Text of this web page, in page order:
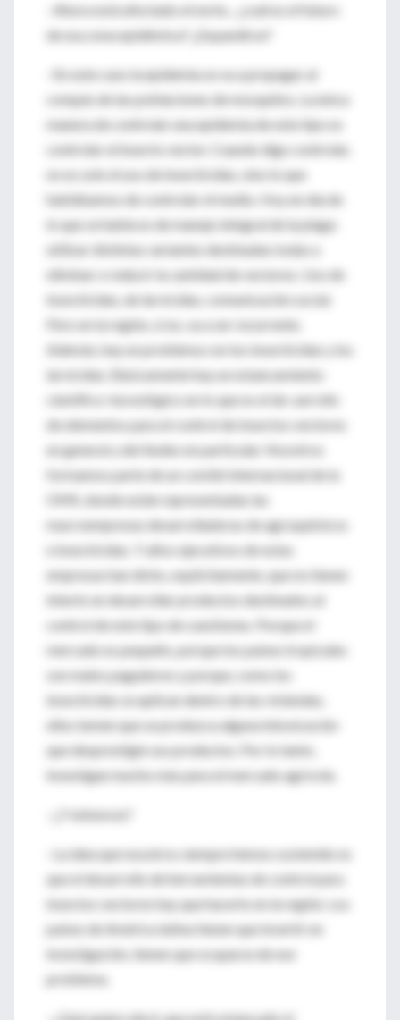
–Ahora está afectado el norte... ¿cuál es el futuro
de esa zona epidémica? ¿Expandirse?
–En este caso la epidemia se va a propagar al
compás de las poblaciones de mosquitos. La única
manera de controlar una epidemia de este tipo es
controlar al insecto vector. Cuando digo controlar,
no es solo el uso de insecticidas, sino lo que
hablábamos de controlar el medio. Hoy en día de
lo que se habla es de manejo integral de la plaga:
utilizar distintas variantes destinadas todas a
eliminar o reducir la cantidad de vectores. Uso de
insecticidas, de larvicidas, comunicación social.
Pero en la región, si no, va a ser recurrente.
Además, hay un problema con los insecticidas y los
larvicidas. Básicamente hay un estancamiento
científico-tecnológico en lo que es el de-sarrollo
de elementos para el control de insectos vectores
en general y del Aedes en particular. Nosotros
formamos parte de un comité internacional de la
OMS, donde están representadas las
macroempresas desarrolladoras de agroquímicos
e insecticidas. Y altos ejecutivos de estas
empresas han dicho, explícitamente, que no tienen
interés en desarrollar productos destinados al
control de este tipo de cuestiones. Porque el
mercado es pequeño, porque los países tropicales
son malos pagadores y porque, como los
insecticidas se aplican dentro de las viviendas,
ellos temen que se produzca alguna intoxicación
que desprestigie sus productos. Por lo tanto,
investigan mucho más para el mercado agrícola.
–¿Y entonces?
–La idea que nosotros siempre hemos sostenido es
que el desarrollo de herramientas de control para
insectos vectores hay que hacerlo en la región. Los
países de América latina tienen que invertir en
investigación, tienen que ocuparse de ese
problema.